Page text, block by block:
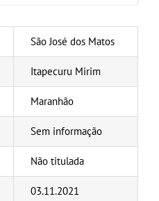
São José dos Matos
Itapecuru Mirim
Maranhão
Sem informação
Não titulada
03.11.2021